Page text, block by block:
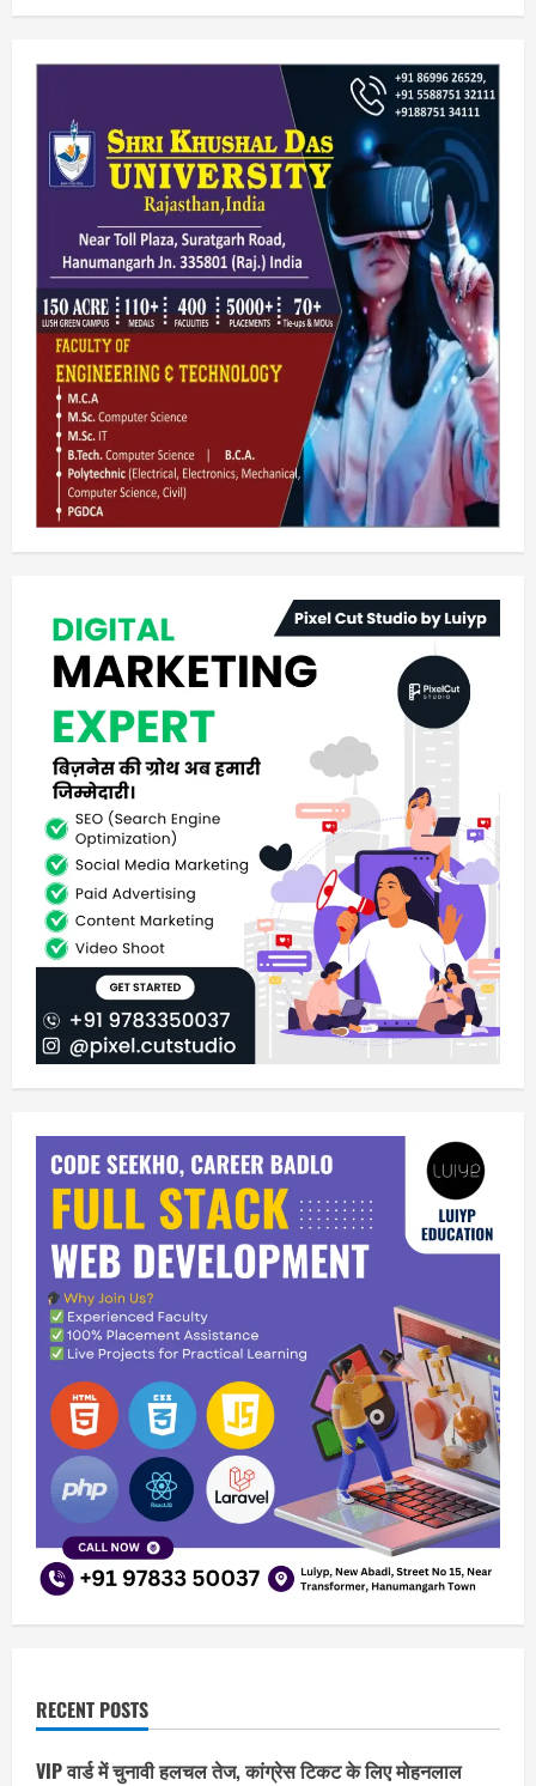
RECENT POSTS
VIP वार्ड में चुनावी हलचल तेज, कांग्रेस टिकट के लिए मोहनलाल